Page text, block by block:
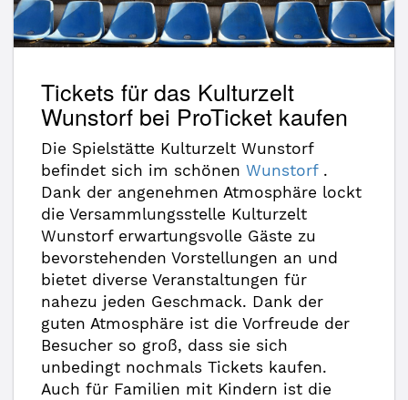
Tickets für das Kulturzelt
Wunstorf bei ProTicket kaufen
Die Spielstätte Kulturzelt Wunstorf
befindet sich im schönen Wunstorf.
Dank der angenehmen Atmosphäre lockt
die Versammlungsstelle Kulturzelt
Wunstorf erwartungsvolle Gäste zu
bevorstehenden Vorstellungen an und
bietet diverse Veranstaltungen für
nahezu jeden Geschmack. Dank der
guten Atmosphäre ist die Vorfreude der
Besucher so groß, dass sie sich
unbedingt nochmals Tickets kaufen.
Auch für Familien mit Kindern ist die